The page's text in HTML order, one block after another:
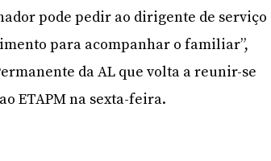
pode pedir ao dirigente de serviço
para acompanhar o familiar”,
da AL que volta a reunir-se
ETAPM na sexta-feira.